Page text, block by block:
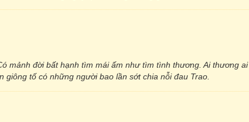
mảnh đời bất hạnh tìm mái ấm như tìm tình thương. Ai thương ai
tố có những người bao lần sớt chia nỗi đau Trao.